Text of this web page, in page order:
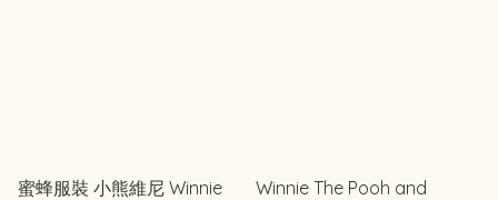
蜜蜂服裝 小熊維尼 Winnie
Winnie The Pooh and